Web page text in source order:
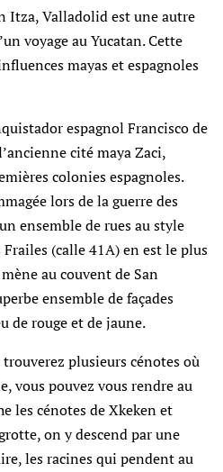
Itza, Valladolid est une autre
voyage au Yucatan. Cette
mayas et espagnoles
espagnol Francisco de
cité maya Zaci,
colonies espagnoles.
lors de la guerre des
ensemble de rues au style
(calle 41A) en est le plus
au couvent de San
ensemble de façades
de rouge et de jaune.
plusieurs cénotes où
vous pouvez vous rendre au
les cénotes de Xkeken et
on y descend par une
les racines qui pendent au